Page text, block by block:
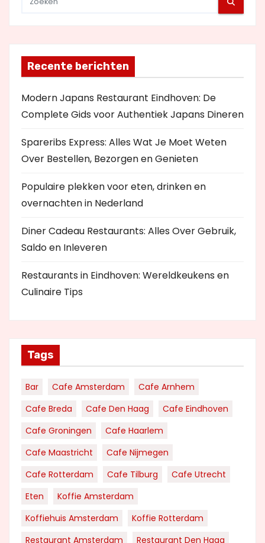
Recente berichten
Modern Japans Restaurant Eindhoven: De
Complete Gids voor Authentiek Japans Dineren
Spareribs Express: Alles Wat Je Moet Weten
Over Bestellen, Bezorgen en Genieten
Populaire plekken voor eten, drinken en
overnachten in Nederland
Diner Cadeau Restaurants: Alles Over Gebruik,
Saldo en Inleveren
Restaurants in Eindhoven: Wereldkeukens en
Culinaire Tips
Tags
Bar Cafe Amsterdam
Cafe Arnhem
Cafe Breda
Cafe Den Haag
Cafe Eindhoven
Cafe Groningen
Cafe Haarlem
Cafe Maastricht
Cafe Nijmegen
Cafe Rotterdam
Cafe Tilburg
Cafe Utrecht
Eten
Koffie Amsterdam
Koffiehuis Amsterdam
Koffie Rotterdam
Restaurant Amsterdam
Restaurant Den Haag